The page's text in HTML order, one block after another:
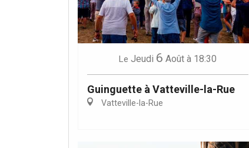
Le Jeudi 6 Août à 18:30
Guinguette à Vatteville-la-Rue
Vatteville-la-Rue